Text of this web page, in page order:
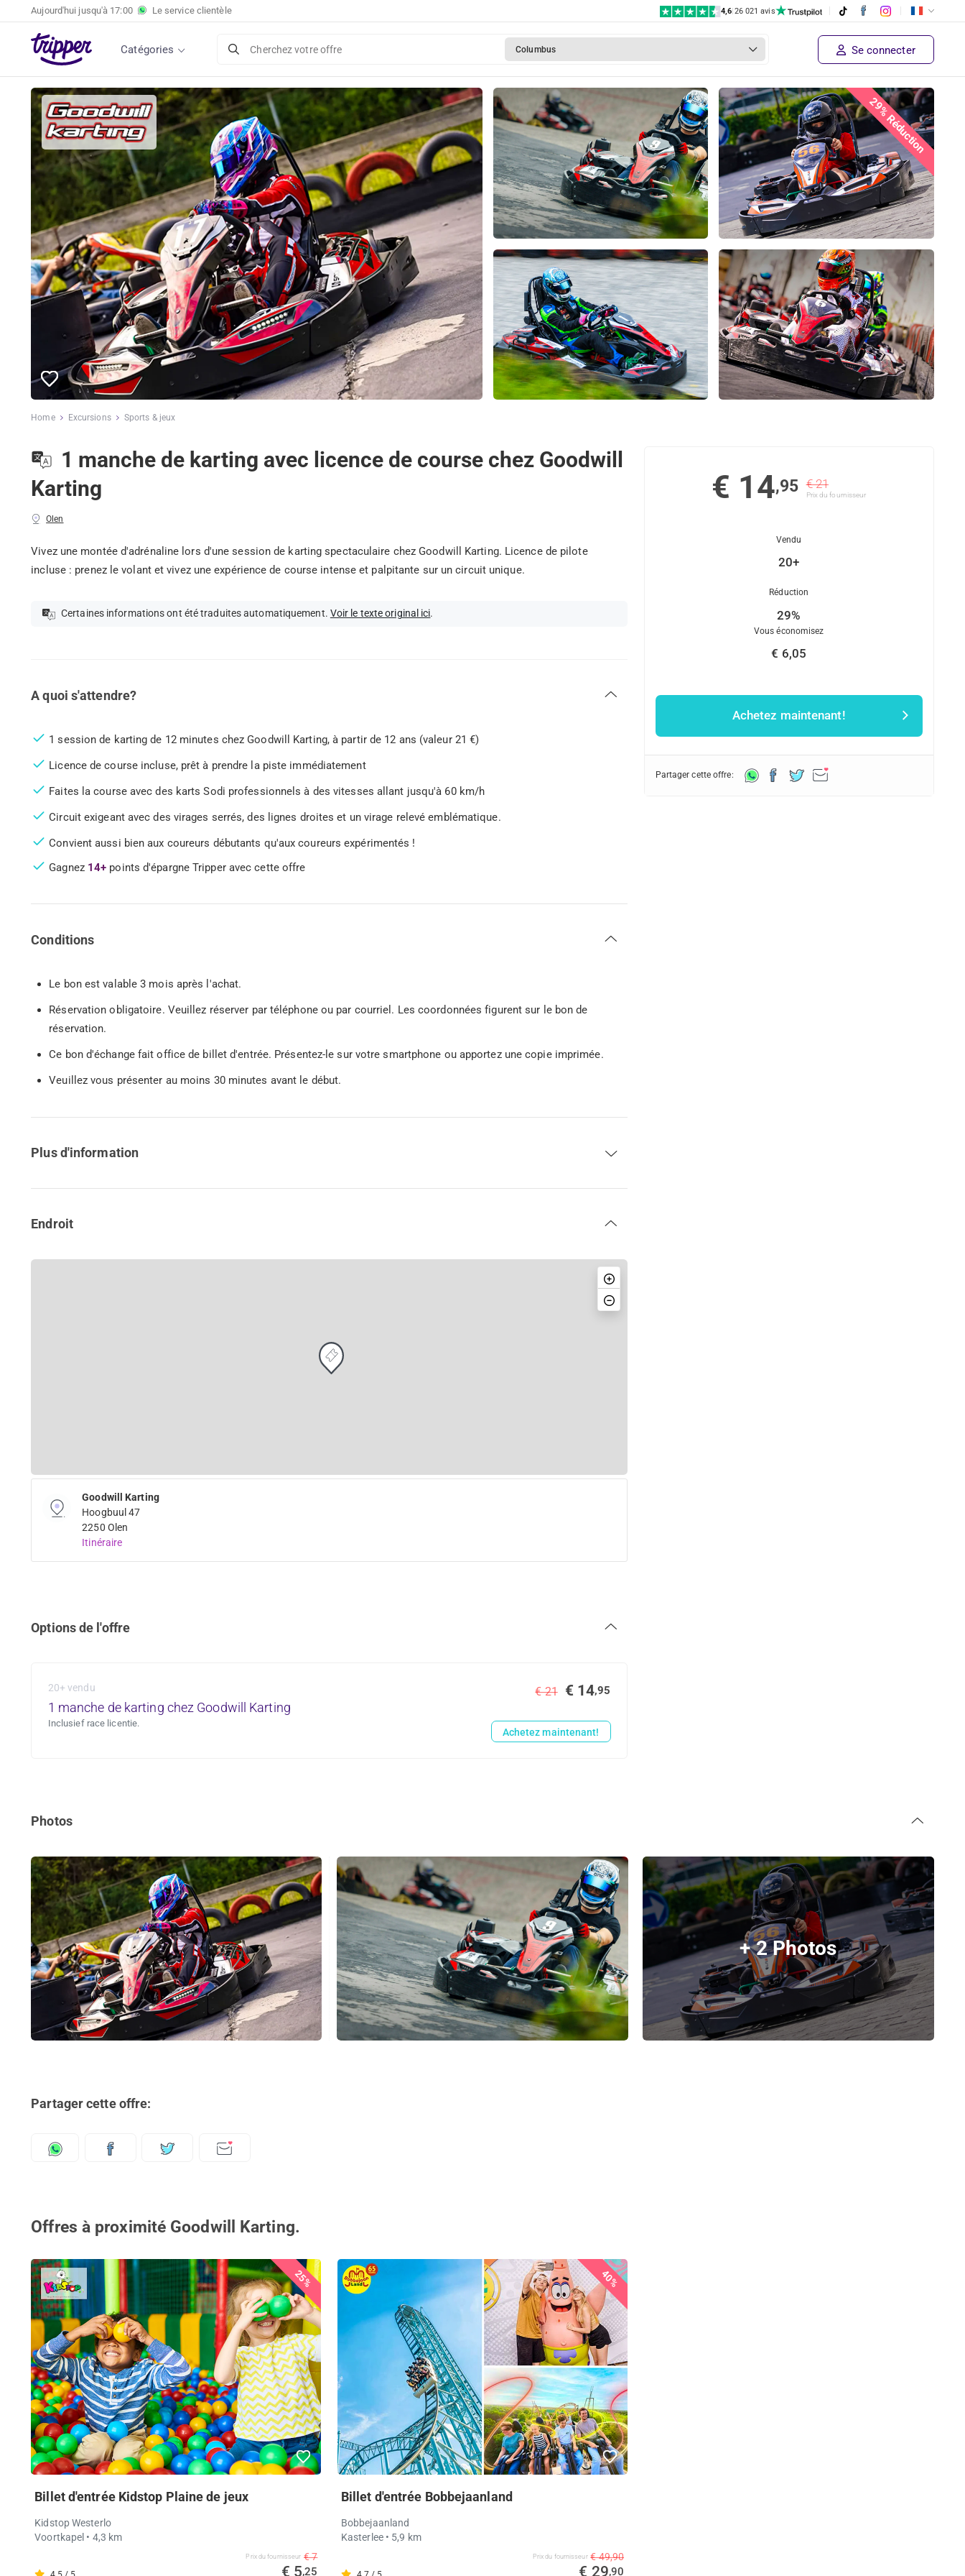
Aujourd'hui jusqu'à 17:00 Le service clientèle 4,6|26 021 avis
Catégories Cherchez votre offre Columbus Se connecter
29% Réduction
Home Excursions Sports & jeux
1 manche de karting avec licence de course chez Goodwill
Karting
Olen
Vivez une montée d'adrénaline lors d'une session de karting spectaculaire chez Goodwill Karting. Licence de pilote
incluse : prenez le volant et vivez une expérience de course intense et palpitante sur un circuit unique.
Certaines informations ont été traduites automatiquement. Voir le texte original ici.
A quoi s'attendre?
1 session de karting de 12 minutes chez Goodwill Karting, à partir de 12 ans (valeur 21 €)
Licence de course incluse, prêt à prendre la piste immédiatement
Faites la course avec des karts Sodi professionnels à des vitesses allant jusqu'à 60 km/h
Circuit exigeant avec des virages serrés, des lignes droites et un virage relevé emblématique.
Convient aussi bien aux coureurs débutants qu'aux coureurs expérimentés !
Gagnez 14+ points d'épargne Tripper avec cette offre
Conditions
Le bon est valable 3 mois après l'achat.
Réservation obligatoire. Veuillez réserver par téléphone ou par courriel. Les coordonnées figurent sur le bon de
réservation.
Ce bon d'échange fait office de billet d'entrée. Présentez-le sur votre smartphone ou apportez une copie imprimée.
Veuillez vous présenter au moins 30 minutes avant le début.
Plus d'information
Endroit
Goodwill Karting
Hoogbuul 47
2250 Olen
Itinéraire
Options de l'offre
20+ vendu
1 manche de karting chez Goodwill Karting
Inclusief race licentie.
€ 21 € 14,95
Achetez maintenant!
€ 14,95 € 21
Prix ​​du fournisseur
Vendu
20+
Réduction
29%
Vous économisez
€ 6,05
Achetez maintenant!
Partager cette offre:
Photos
+ 2 Photos
Partager cette offre:
Offres à proximité Goodwill Karting.
25%
Billet d'entrée Kidstop Plaine de jeux
Kidstop Westerlo
Voortkapel • 4,3 km
Prix ​​du fournisseur € 7
€ 5,25
40%
Billet d'entrée Bobbejaanland
Bobbejaanland
Kasterlee • 5,9 km
Prix ​​du fournisseur € 49,90
€ 29,90